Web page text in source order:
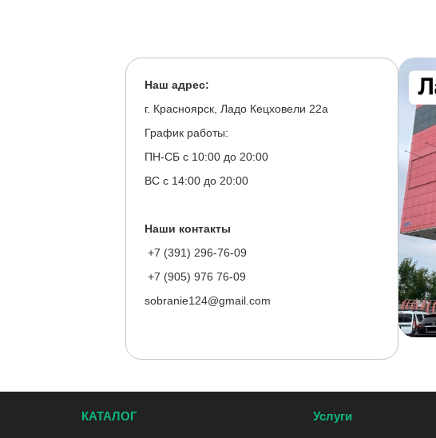
Наш адрес:
г. Красноярск, Ладо Кецховели 22а
График работы:
ПН-СБ с 10:00 до 20:00
ВС с 14:00 до 20:00
Наши контакты
+7 (391) 296-76-09
+7 (905) 976 76-09
sobranie124@gmail.com
КАТАЛОГ Услуги